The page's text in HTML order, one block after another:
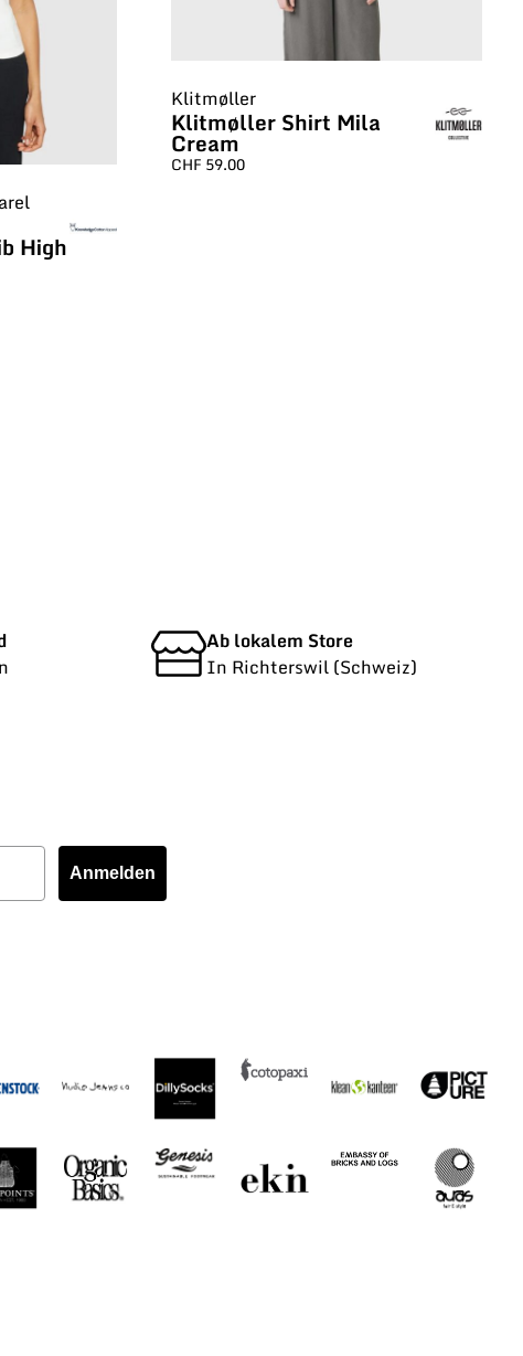
High
Klitmøller
Klitmøller Shirt Mila
Cream
CHF 59.00
Ab lokalem Store
In Richterswil (Schweiz)
Anmelden